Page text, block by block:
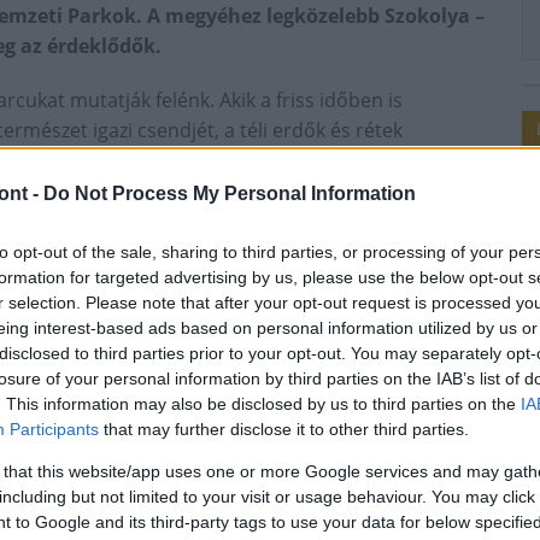
- Do Not Process My Personal Information
opt-out of the sale, sharing to third parties, or processing of your
for targeted advertising by us, please use the below opt-out
selection. Please note that after your opt-out request is processed
interest-based ads based on personal information utilized by us
to third parties prior to your opt-out. You may separately
of your personal information by third parties on the IAB’s list of
This information may also be disclosed by us to third parties on the
Participants that may further disclose it to other third parties.
that this website/app uses one or more Google services and may
but not limited to your visit or usage behaviour. You may
to Google and its third-party tags to use your data for below
Parkok. A megyéhez legközelebb Szokolya –
az érdeklődők.
mutatják felénk. Akik a friss időben is
igazi csendjét, a téli erdők és rétek
az erdők, mezők és a vízpartok lakói is bátrabban
a napokon olyan fokozottan védett
– az élővilág nyugalmának megőrzése
mind az állatvilág, mind a földtani értékek és
részletes programjátIDE kattintvatekinthetik